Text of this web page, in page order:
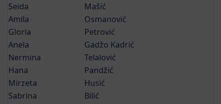
Seida
Mašić
Amila
Osmanović
Gloria
Petrović
Anela
Gadžo Kadrić
Nermina
Telalović
Hana
Pandžić
Mirzeta
Husić
Sabrina
Bilić